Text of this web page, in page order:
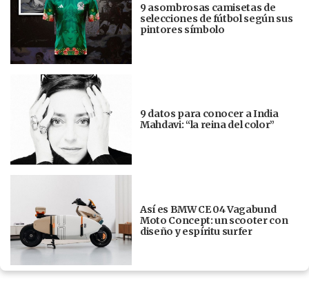
9 asombrosas camisetas de
selecciones de fútbol según sus
pintores símbolo
9 datos para conocer a India
Mahdavi: “la reina del color”
Así es BMW CE 04 Vagabund
Moto Concept: un scooter con
diseño y espíritu surfer